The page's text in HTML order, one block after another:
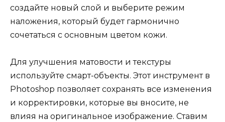
создайте новый слой и выберите режим
наложения, который будет гармонично
сочетаться с основным цветом кожи.
Для улучшения матовости и текстуры
используйте смарт-объекты. Этот инструмент в
Photoshop позволяет сохранять все изменения
и корректировки, которые вы вносите, не
влияя на оригинальное изображение. Ставим